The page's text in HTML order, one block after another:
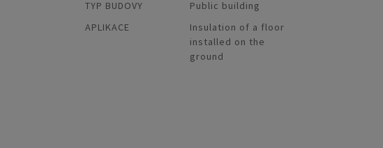
TYP BUDOVY
Public building
APLIKACE
Insulation of a floor
installed on the
ground